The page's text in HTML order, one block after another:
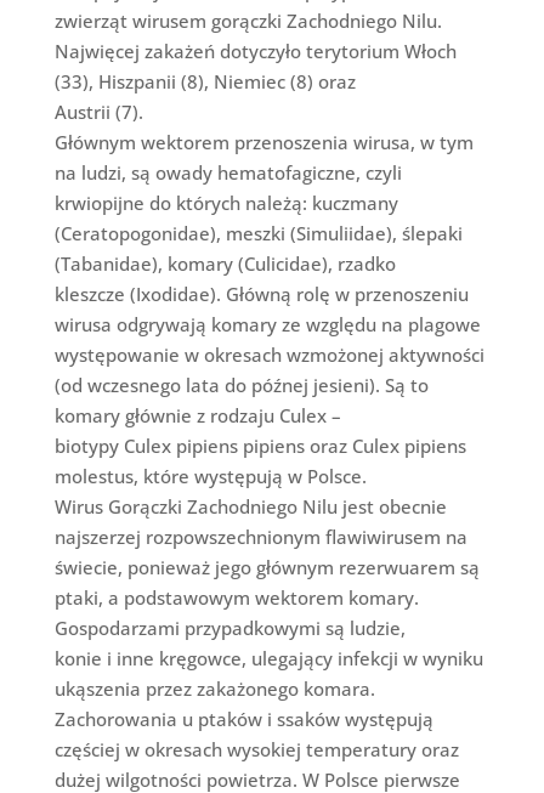
zwierząt wirusem gorączki Zachodniego Nilu.
Najwięcej zakażeń dotyczyło terytorium Włoch
(33), Hiszpanii (8), Niemiec (8) oraz
Austrii (7).
Głównym wektorem przenoszenia wirusa, w tym
na ludzi, są owady hematofagiczne, czyli
krwiopijne do których należą: kuczmany
(Ceratopogonidae), meszki (Simuliidae), ślepaki
(Tabanidae), komary (Culicidae), rzadko
kleszcze (Ixodidae). Główną rolę w przenoszeniu
wirusa odgrywają komary ze względu na plagowe
występowanie w okresach wzmożonej aktywności
(od wczesnego lata do późnej jesieni). Są to
komary głównie z rodzaju Culex –
biotypy Culex pipiens pipiens oraz Culex pipiens
molestus, które występują w Polsce.
Wirus Gorączki Zachodniego Nilu jest obecnie
najszerzej rozpowszechnionym flawiwirusem na
świecie, ponieważ jego głównym rezerwuarem są
ptaki, a podstawowym wektorem komary.
Gospodarzami przypadkowymi są ludzie,
konie i inne kręgowce, ulegający infekcji w wyniku
ukąszenia przez zakażonego komara.
Zachorowania u ptaków i ssaków występują
częściej w okresach wysokiej temperatury oraz
dużej wilgotności powietrza. W Polsce pierwsze